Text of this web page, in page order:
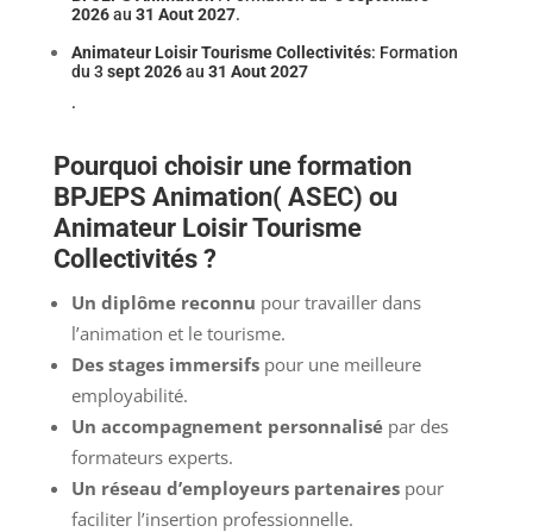
2026au 31 Aout 2027.
Animateur Loisir Tourisme Collectivités: Formation
du 3 sept 2026au 31 Aout 2027
.
Pourquoi choisir une formation
BPJEPS Animation( ASEC) ou
Animateur Loisir Tourisme
Collectivités ?
Un diplôme reconnu pour travailler dans
l’animation et le tourisme.
Des stages immersifspour une meilleure
employabilité.
Un accompagnement personnalisépar des
formateurs experts.
Un réseau d’employeurs partenairespour
faciliter l’insertion professionnelle.